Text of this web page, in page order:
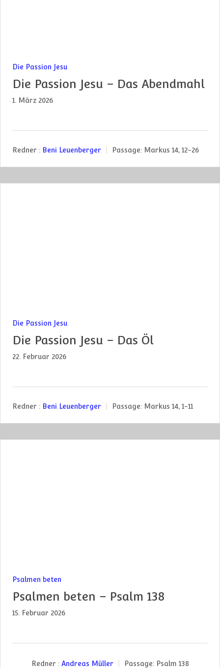
Die Passion Jesu
Die Passion Jesu – Das Abendmahl
1. März 2026
Redner : Beni Leuenberger Passage: Markus 14, 12-26
Die Passion Jesu
Die Passion Jesu – Das Öl
22. Februar 2026
Redner : Beni Leuenberger Passage: Markus 14, 1-11
Psalmen beten
Psalmen beten – Psalm 138
15. Februar 2026
Redner : Andreas Müller Passage: Psalm 138